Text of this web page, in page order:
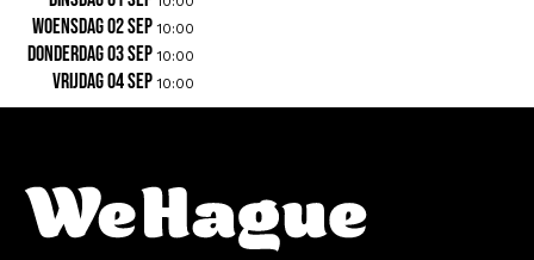
woensdag 02 sep 10:00
donderdag 03 sep 10:00
vrijdag 04 sep 10:00